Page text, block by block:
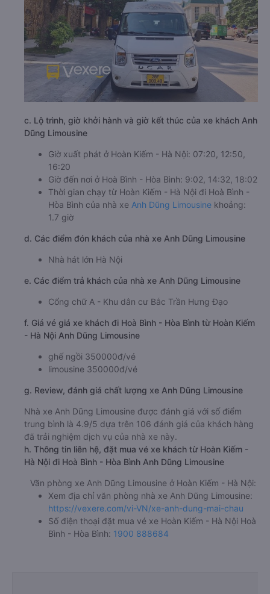
c. Lộ trình, giờ khởi hành và giờ kết thúc của xe khách Anh
Dũng Limousine
Giờ xuất phát ở Hoàn Kiếm - Hà Nội: 07:20, 12:50,
16:20
Giờ đến nơi ở Hoà Bình - Hòa Bình: 9:02, 14:32, 18:02
Thời gian chạy từ Hoàn Kiếm - Hà Nội đi Hoà Bình -
Hòa Bình của nhà xe Anh Dũng Limousine khoảng:
1.7 giờ
d. Các điểm đón khách của nhà xe Anh Dũng Limousine
Nhà hát lớn Hà Nội
e. Các điểm trả khách của nhà xe Anh Dũng Limousine
Cổng chữ A - Khu dân cư Bắc Trần Hưng Đạo
f. Giá vé giá xe khách đi Hoà Bình - Hòa Bình từ Hoàn Kiếm
- Hà Nội Anh Dũng Limousine
ghế ngồi 350000đ/vé
limousine 350000đ/vé
g. Review, đánh giá chất lượng xe Anh Dũng Limousine
Nhà xe Anh Dũng Limousine được đánh giá với số điểm
trung bình là 4.9/5 dựa trên 106 đánh giá của khách hàng
đã trải nghiệm dịch vụ của nhà xe này.
h. Thông tin liên hệ, đặt mua vé xe khách từ Hoàn Kiếm -
Hà Nội đi Hoà Bình - Hòa Bình Anh Dũng Limousine
Văn phòng xe Anh Dũng Limousine ở Hoàn Kiếm - Hà Nội:
Xem địa chỉ văn phòng nhà xe Anh Dũng Limousine:
https://vexere.com/vi-VN/xe-anh-dung-mai-chau
Số điện thoại đặt mua vé xe Hoàn Kiếm - Hà Nội Hoà
Bình - Hòa Bình: 1900 888684